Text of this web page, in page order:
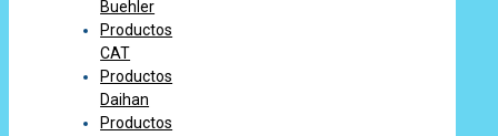
Buehler
Productos
CAT
Productos
Daihan
Productos